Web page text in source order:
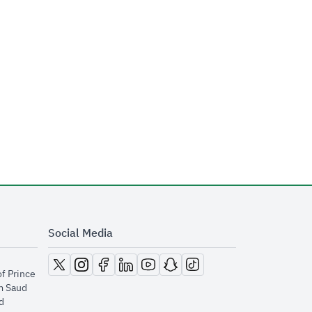
Prince
Saud
Social Media
opens in new window
opens in new window
opens in new window
opens in new window
opens in new window
opens in new window
opens in new window